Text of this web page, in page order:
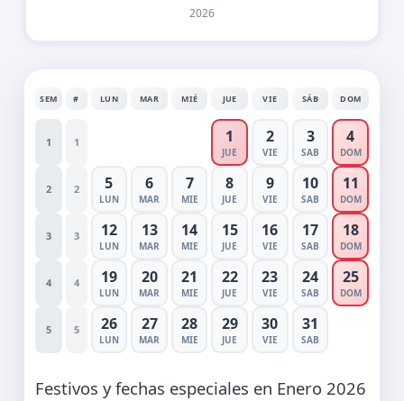
2026
SEM # LUN MAR MIÉ JUE VIE SÁB DOM
1 1 1
JUE
2
VIE
3
SAB
4
DOM
2 2 5
LUN
6
MAR
7
MIE
8
JUE
9
VIE
10
SAB
11
DOM
3 3 12
LUN
13
MAR
14
MIE
15
JUE
16
VIE
17
SAB
18
DOM
4 4 19
LUN
20
MAR
21
MIE
22
JUE
23
VIE
24
SAB
25
DOM
5 5 26
LUN
27
MAR
28
MIE
29
JUE
30
VIE
31
SAB
Festivos y fechas especiales en Enero 2026